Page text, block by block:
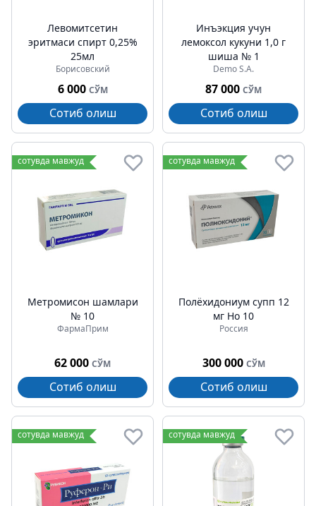
Левомитсетин
эритмаси спирт 0,25%
25мл
Борисовский
6 000 СЎМ
Сотиб олиш
Инъэкция учун
лемоксол кукуни 1,0 г
шиша № 1
Demo S.A.
87 000 СЎМ
Сотиб олиш
сотувда мавжуд
Метромиcон шамлари
№ 10
ФармаПрим
62 000 СЎМ
Сотиб олиш
сотувда мавжуд
Полёхидониум супп 12
мг Но 10
Россия
300 000 СЎМ
Сотиб олиш
сотувда мавжуд сотувда мавжуд